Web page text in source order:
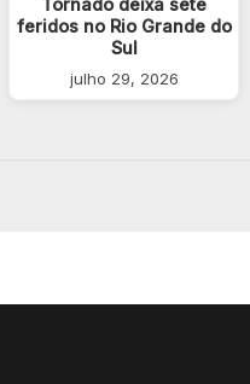
Tornado deixa sete
feridos no Rio Grande do
Sul
julho 29, 2026